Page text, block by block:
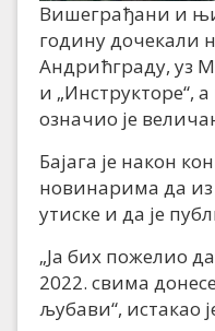
Вишеграђани и
годину дочекали
Андрићграду, уз
и „Инструкторе“,
означио је
Бајага је након
новинарима да
утиске и да је
„Ја бих пожелио
2022. свима
љубави“, истакао